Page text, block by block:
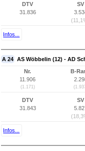
DTV
31.836
SV
Infos...
A 24 AS Wöbbelin (12) - AD
Nr.
11.906
(1.171)
B-
DTV
31.843
SV
Infos...